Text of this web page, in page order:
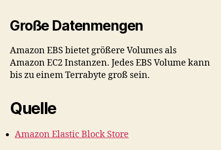
Große Datenmengen
Amazon EBS bietet größere Volumes als
Amazon EC2 Instanzen. Jedes EBS Volume kann
bis zu einem Terrabyte groß sein.
Quelle
Amazon Elastic Block Store